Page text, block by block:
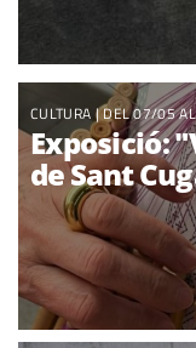
CULTURA | DEL 07/05
Exposició:
de Sant